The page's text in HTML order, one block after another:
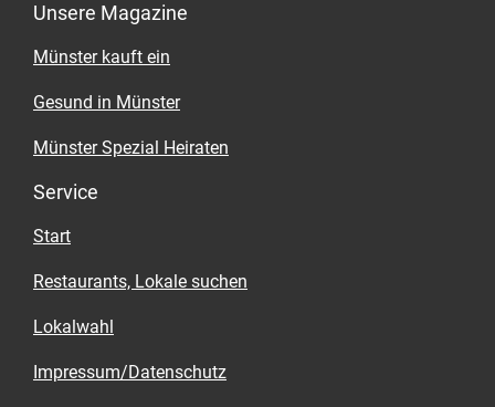
Unsere Magazine
Münster kauft ein
Gesund in Münster
Münster Spezial Heiraten
Service
Start
Restaurants, Lokale suchen
Lokalwahl
Impressum/Datenschutz